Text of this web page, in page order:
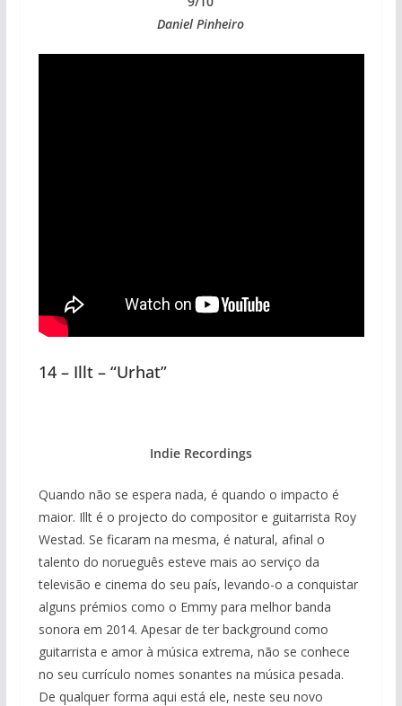
Daniel Pinheiro
14 – Illt – “Urhat”
Indie Recordings
Quando não se espera nada, é quando o impacto é
maior. Illt é o projecto do compositor e guitarrista Roy
Westad. Se ficaram na mesma, é natural, afinal o
talento do norueguês esteve mais ao serviço da
televisão e cinema do seu país, levando-o a conquistar
alguns prémios como o Emmy para melhor banda
sonora em 2014. Apesar de ter background como
guitarrista e amor à música extrema, não se conhece
no seu currículo nomes sonantes na música pesada.
De qualquer forma aqui está ele, neste seu novo